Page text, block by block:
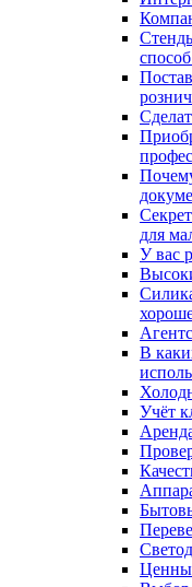
для
У вас
В
Учёт